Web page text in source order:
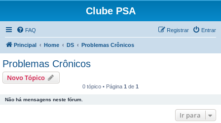
Clube PSA
FAQ Entrar
Registrar
Principal Home DS Problemas Crônicos
Problemas Crônicos
Novo Tópico
0 tópico • Página 1 de 1
Não há mensagens neste fórum.
Ir para